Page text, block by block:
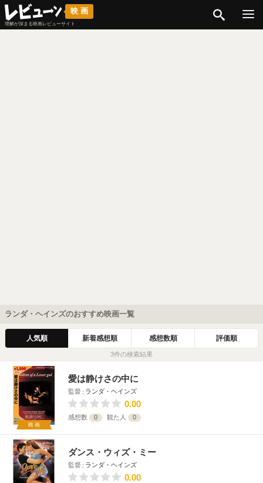
映画
理解が深まる映画レビューサイト
ランダ・ヘインズのおすすめ映画一覧
人気順 新着感想順 感想数順 評価順
3件の検索結果
映画
愛は静けさの中に
監督 ランダ・ヘインズ
0.00
感想数 0 観た人 0
ダンス・ウィズ・ミー
監督 ランダ・ヘインズ
0.00